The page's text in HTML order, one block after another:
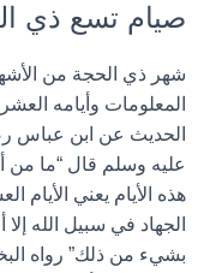
صيام تسع ذي
شهر ذي الحجة من
المعلومات وأيامه
الحديث عن ابن عباس
عليه وسلم قال “ما من
هذه الأيام يعني الأيام
الجهاد في سبيل الله
بشيء من ذلك” رواه